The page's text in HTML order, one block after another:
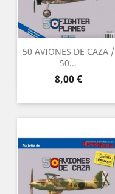
50 AVIONES DE CAZA /
50...
Preu
8,00 €